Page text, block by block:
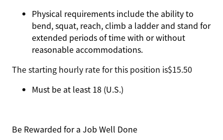
Physical requirements include the ability to
bend, squat, reach, climb a ladder and stand for
extended periods of time with or without
reasonable accommodations.
The starting hourly rate for this position isㅤ$15.50
Must be at least 18 (U.S.)
Be Rewarded for a Job Well Done